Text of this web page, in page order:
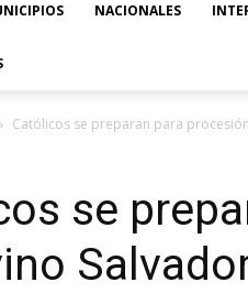
NACIONALES
Católicos se preparan para
se